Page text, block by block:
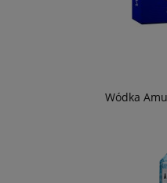
Wódka